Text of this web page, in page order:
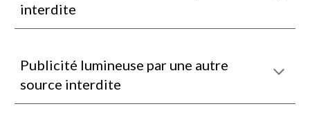
interdite
Publicité lumineuse par une autre
source interdite